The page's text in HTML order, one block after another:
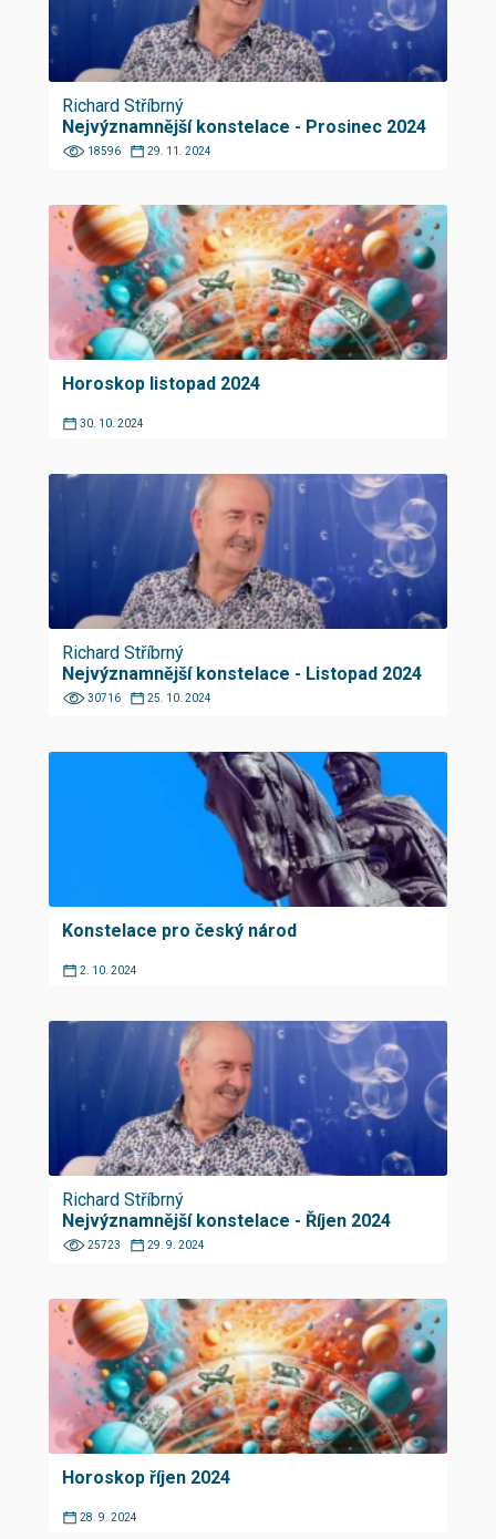
Richard Stříbrný
Nejvýznamnější konstelace - Prosinec 2024
18596 29. 11. 2024
Horoskop listopad 2024
30. 10. 2024
Richard Stříbrný
Nejvýznamnější konstelace - Listopad 2024
30716 25. 10. 2024
Konstelace pro český národ
2. 10. 2024
Richard Stříbrný
Nejvýznamnější konstelace - Říjen 2024
25723 29. 9. 2024
Horoskop říjen 2024
28. 9. 2024